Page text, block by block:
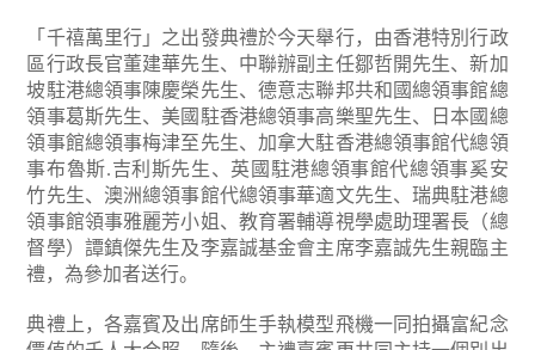
「千禧萬里行」之出發典禮於今天舉行，由香港特別行政
區行政長官董建華先生、中聯辦副主任鄒哲開先生、新加
坡駐港總領事陳慶榮先生、德意志聯邦共和國總領事館總
領事葛斯先生、美國駐香港總領事高樂聖先生、日本國總
領事館總領事梅津至先生、加拿大駐香港總領事館代總領
事布魯斯.吉利斯先生、英國駐港總領事館代總領事奚安
竹先生、澳洲總領事館代總領事華適文先生、瑞典駐港總
領事館領事雅麗芳小姐、教育署輔導視學處助理署長（總
督學）譚鎮傑先生及李嘉誠基金會主席李嘉誠先生親臨主
禮，為參加者送行。
典禮上，各嘉賓及出席師生手執模型飛機一同拍攝富紀念